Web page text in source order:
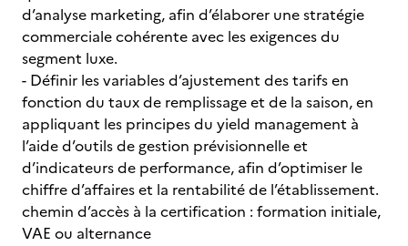
d’analyse marketing, afin d’élaborer une stratégie
commerciale cohérente avec les exigences du
segment luxe.
- Définir les variables d’ajustement des tarifs en
fonction du taux de remplissage et de la saison, en
appliquant les principes du yield management à
l’aide d’outils de gestion prévisionnelle et
d’indicateurs de performance, afin d’optimiser le
chiffre d’affaires et la rentabilité de l’établissement.
chemin d’accès à la certification : formation initiale,
VAE ou alternance